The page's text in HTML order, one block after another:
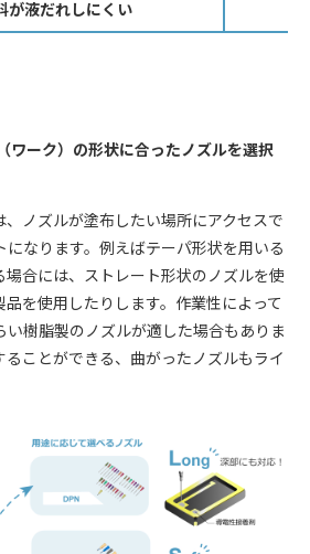
が液だれしにくい
ワーク）の形状に合ったノズルを選択
、ノズルが塗布したい場所にアクセスで
になります。例えばテーパ形状を用いる
場合には、ストレート形状のノズルを使
を使用したりします。作業性によって
い樹脂製のノズルが適した場合もありま
ことができる、曲がったノズルもライ